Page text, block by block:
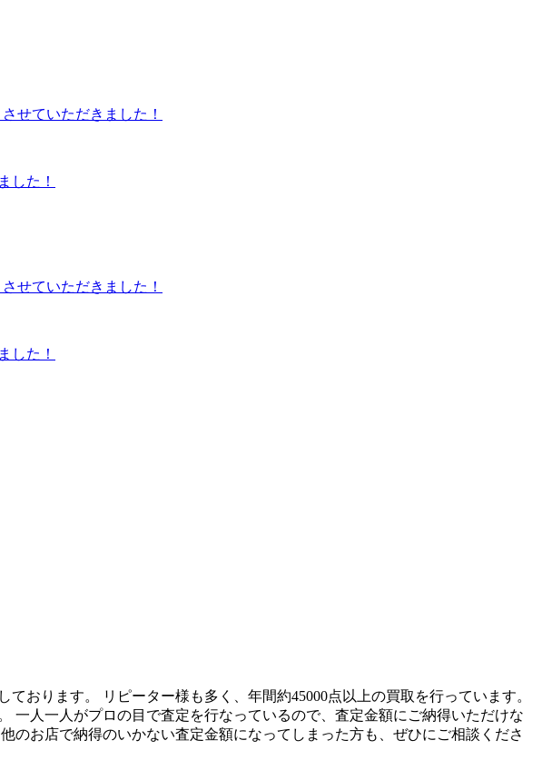
した！
した！
おります。 リピーター様も多く、年間約45000点以上の買取を行っています。
一人一人がプロの目で査定を行なっているので、査定金額にご納得いただけな
お店で納得のいかない査定金額になってしまった方も、ぜひにご相談くださ